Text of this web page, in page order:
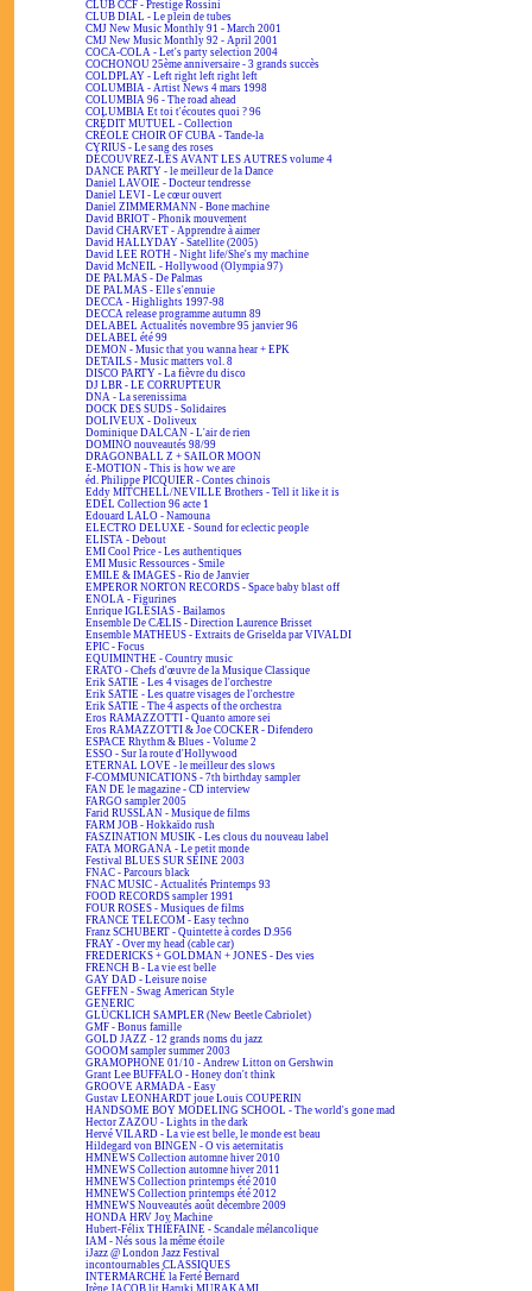
CLUB CCF - Prestige Rossini
CLUB DIAL - Le plein de tubes
CMJ New Music Monthly 91 - March 2001
CMJ New Music Monthly 92 - April 2001
COCA-COLA - Let's party selection 2004
COCHONOU 25ème anniversaire - 3 grands succès
COLDPLAY - Left right left right left
COLUMBIA - Artist News 4 mars 1998
COLUMBIA 96 - The road ahead
COLUMBIA Et toi t'écoutes quoi ? 96
CRÉDIT MUTUEL - Collection
CRÉOLE CHOIR OF CUBA - Tande-la
CYRIUS - Le sang des roses
DÉCOUVREZ-LES AVANT LES AUTRES volume 4
DANCE PARTY - le meilleur de la Dance
Daniel LAVOIE - Docteur tendresse
Daniel LEVI - Le cœur ouvert
Daniel ZIMMERMANN - Bone machine
David BRIOT - Phonik mouvement
David CHARVET - Apprendre à aimer
David HALLYDAY - Satellite (2005)
David LEE ROTH - Night life/She's my machine
David McNEIL - Hollywood (Olympia 97)
DE PALMAS - De Palmas
DE PALMAS - Elle s'ennuie
DECCA - Highlights 1997-98
DECCA release programme autumn 89
DELABEL Actualités novembre 95 janvier 96
DELABEL été 99
DEMON - Music that you wanna hear + EPK
DETAILS - Music matters vol. 8
DISCO PARTY - La fièvre du disco
DJ LBR - LE CORRUPTEUR
DNA - La serenissima
DOCK DES SUDS - Solidaires
DOLIVEUX - Doliveux
Dominique DALCAN - L'air de rien
DOMINO nouveautés 98/99
DRAGONBALL Z + SAILOR MOON
E-MOTION - This is how we are
éd. Philippe PICQUIER - Contes chinois
Eddy MITCHELL/NEVILLE Brothers - Tell it like it is
EDEL Collection 96 acte 1
Edouard LALO - Namouna
ELECTRO DELUXE - Sound for eclectic people
ELISTA - Debout
EMI Cool Price - Les authentiques
EMI Music Ressources - Smile
EMILE & IMAGES - Rio de Janvier
EMPEROR NORTON RECORDS - Space baby blast off
ENOLA - Figurines
Enrique IGLESIAS - Bailamos
Ensemble De CÆLIS - Direction Laurence Brisset
Ensemble MATHEUS - Extraits de Griselda par VIVALDI
EPIC - Focus
EQUIMINTHE - Country music
ERATO - Chefs d'œuvre de la Musique Classique
Erik SATIE - Les 4 visages de l'orchestre
Erik SATIE - Les quatre visages de l'orchestre
Erik SATIE - The 4 aspects of the orchestra
Eros RAMAZZOTTI - Quanto amore sei
Eros RAMAZZOTTI & Joe COCKER - Difendero
ESPACE Rhythm & Blues - Volume 2
ESSO - Sur la route d'Hollywood
ETERNAL LOVE - le meilleur des slows
F-COMMUNICATIONS - 7th birthday sampler
FAN DE le magazine - CD interview
FARGO sampler 2005
Farid RUSSLAN - Musique de films
FARM JOB - Hokkaïdo rush
FASZINATION MUSIK - Les clous du nouveau label
FATA MORGANA - Le petit monde
Festival BLUES SUR SEINE 2003
FNAC - Parcours black
FNAC MUSIC - Actualités Printemps 93
FOOD RECORDS sampler 1991
FOUR ROSES - Musiques de films
FRANCE TELECOM - Easy techno
Franz SCHUBERT - Quintette à cordes D.956
FRAY - Over my head (cable car)
FREDERICKS + GOLDMAN + JONES - Des vies
FRENCH B - La vie est belle
GAY DAD - Leisure noise
GEFFEN - Swag American Style
GENERIC
GLÜCKLICH SAMPLER (New Beetle Cabriolet)
GMF - Bonus famille
GOLD JAZZ - 12 grands noms du jazz
GOOOM sampler summer 2003
GRAMOPHONE 01/10 - Andrew Litton on Gershwin
Grant Lee BUFFALO - Honey don't think
GROOVE ARMADA - Easy
Gustav LEONHARDT joue Louis COUPERIN
HANDSOME BOY MODELING SCHOOL - The world's gone mad
Hector ZAZOU - Lights in the dark
Hervé VILARD - La vie est belle, le monde est beau
Hildegard von BINGEN - O vis aeternitatis
HMNEWS Collection automne hiver 2010
HMNEWS Collection automne hiver 2011
HMNEWS Collection printemps été 2010
HMNEWS Collection printemps été 2012
HMNEWS Nouveautés août décembre 2009
HONDA HRV Joy Machine
Hubert-Félix THIÉFAINE - Scandale mélancolique
IAM - Nés sous la même étoile
iJazz @ London Jazz Festival
incontournables CLASSIQUES
INTERMARCHÉ la Ferté Bernard
Irène JACOB lit Haruki MURAKAMI